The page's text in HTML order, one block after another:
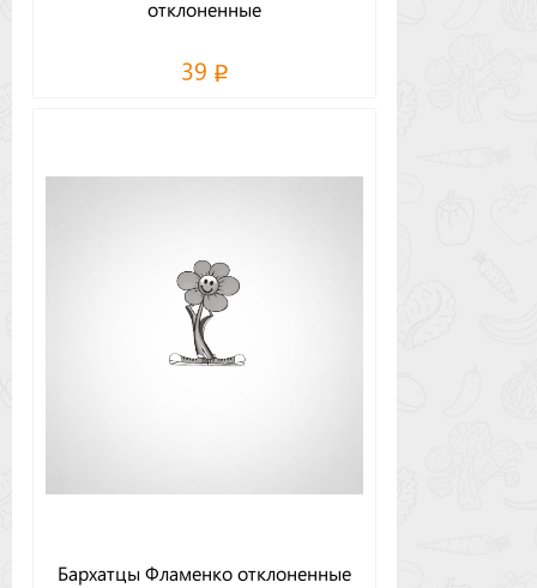
отклоненные
39
Бархатцы Фламенко отклоненные